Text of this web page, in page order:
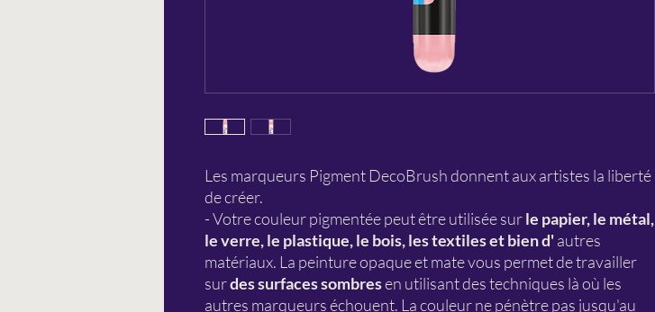
Les marqueurs Pigment DecoBrush donnent aux artistes la liberté
de créer.
- Votre couleur pigmentée peut être utilisée surle papier, le métal,
le verre, le plastique, le bois, les textiles et bien d' autres
matériaux. La peinture opaque et mate vous permet de travailler
surdes surfaces sombresen utilisant des techniques là où les
autres marqueurs échouent. La couleur ne pénètre pas jusqu'au